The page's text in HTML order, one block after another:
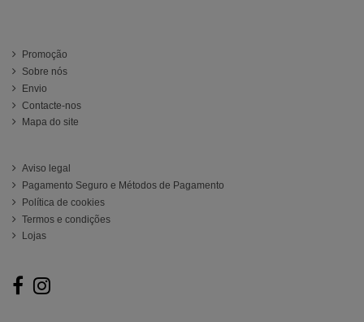
Promoção
Sobre nós
Envio
Contacte-nos
Mapa do site
Aviso legal
Pagamento Seguro e Métodos de Pagamento
Política de cookies
Termos e condições
Lojas